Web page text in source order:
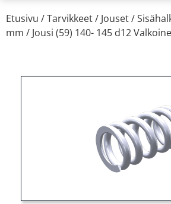
Etusivu /Tarvikkeet/ Jouset/
mm / Jousi (59) 140- 145 d12